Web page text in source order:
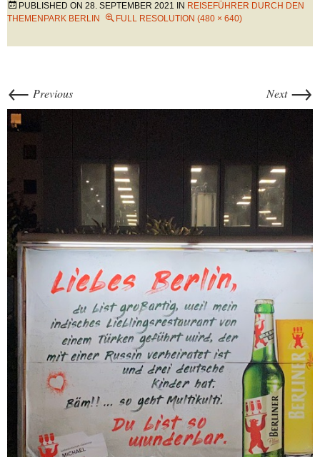
PUBLISHED ON 28. SEPTEMBER 2021 IN REISEFÜHRER DURCH DEN
THEMENPARK BERLIN
FULL RESOLUTION (480 × 640)
← Previous Next →